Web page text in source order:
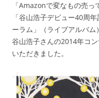
「Amazonで変なもの売っ
「谷山浩子デビュー40
ーラム」（ライブアルバム
谷山浩子さんの2014年コ
いただきました。